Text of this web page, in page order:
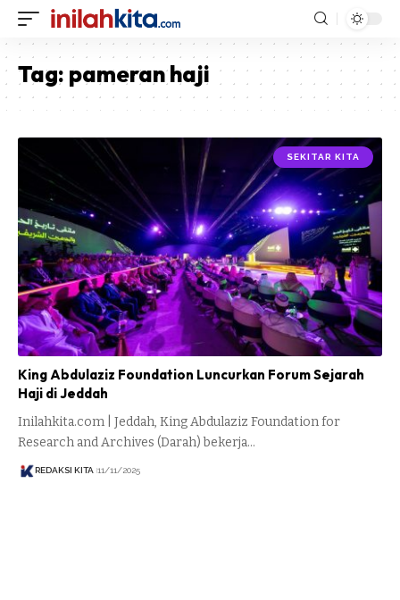
Tag: pameran haji
SEKITAR KITA
King Abdulaziz Foundation Luncurkan Forum Sejarah
Haji di Jeddah
Inilahkita.com | Jeddah, King Abdulaziz Foundation for
Research and Archives (Darah) bekerja…
REDAKSI KITA 11/11/2025